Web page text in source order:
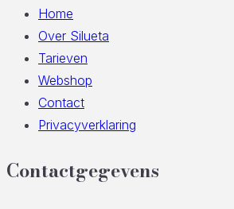
Home
Over Silueta
Tarieven
Webshop
Contact
Privacyverklaring
Contactgegevens